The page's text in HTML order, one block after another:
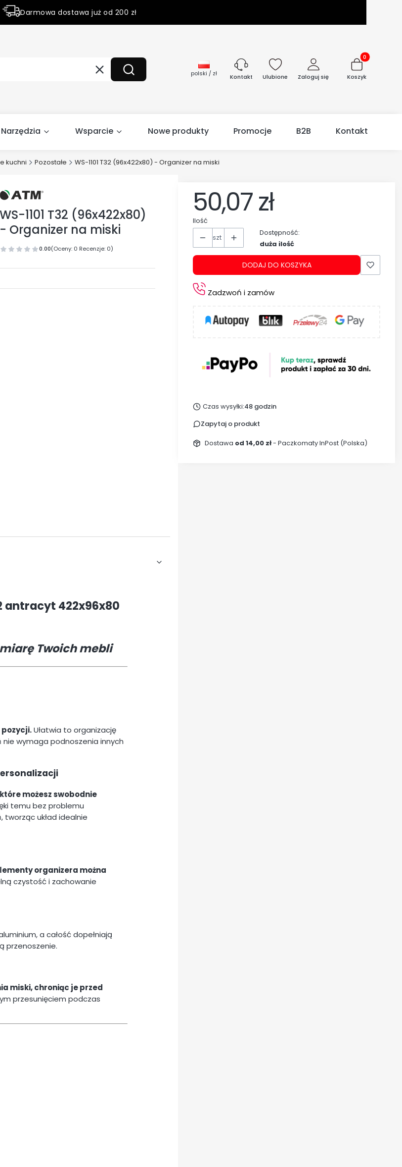
Darmowa dostawa już od 200 zł
WyczyśćSzukaj polski / zł Kontakt Ulubione Zaloguj się
Produkty w
Koszyk
Narzędzia Wsparcie Nowe produkty Promocje B2B Kontakt
kuchni Pozostałe WS-1101 T32 (96x422x80) - Organizer na miski
WS-1101 T32 (96x422x80)
- Organizer na miski
0.00(Oceny: 0 Recenzje: 0)
antracyt 422x96x80
Twoich mebli
pozycji.Ułatwia to organizację
nie wymaga podnoszenia innych
możesz swobodnie
temu bez problemu
tworząc układ idealnie
organizera można
czystość i zachowanie
a całość dopełniają
przenoszenie.
miski, chroniąc je przed
przesunięciem podczas
50,07 zł
Ilość
szt
Dostępność:
duża ilość
DODAJ DO KOSZYKA
Zadzwoń i zamów
Czas wysyłki:48 godzin
Zapytaj o produkt
Dostawa od 14,00 zł- Paczkomaty InPost (Polska)